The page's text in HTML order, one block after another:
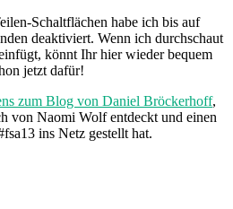
Schaltflächen habe ich bis auf
deaktiviert. Wenn ich durchschaut
könnt Ihr hier wieder bequem
jetzt dafür!
zum Blog von Daniel Bröckerhoff,
von Naomi Wolf entdeckt und einen
ins Netz gestellt hat.